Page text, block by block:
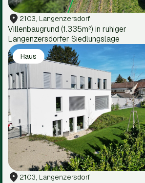
2103, Langenzersdorf
Villenbaugrund (1.335m²) in ruhiger
Langenzersdorfer Siedlungslage
Haus
2103, Langenzersdorf